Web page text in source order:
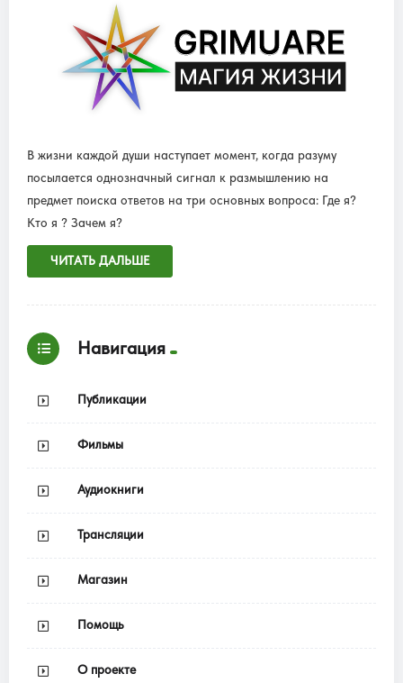
В жизни каждой души наступает момент, когда разуму
посылается однозначный сигнал к размышлению на
предмет поиска ответов на три основных вопроса: Где я?
Кто я ? Зачем я?
ЧИТАТЬ ДАЛЬШЕ
Навигация
Публикации
Фильмы
Аудиокниги
Трансляции
Магазин
Помощь
О проекте